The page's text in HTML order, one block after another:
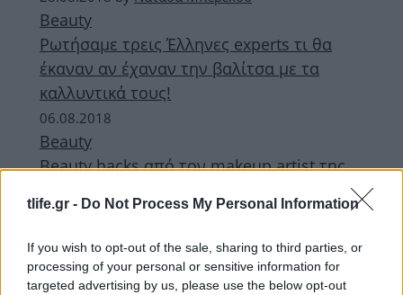
tlife.gr - Do Not Process My Personal Information
If you wish to opt-out of the sale, sharing to third parties, or
processing of your personal or sensitive information for
targeted advertising by us, please use the below opt-out
Beauty
Ρωτήσαμε τρεις Έλληνες experts τι θα
έκαναν αν έχαναν την βαλίτσα με τα
καλλυντικά τους!
06.08.2018
Beauty
Beauty hacks από τον makeup artist της
Kim Kardashian! Καμιά μας δεν θα πει όχι!